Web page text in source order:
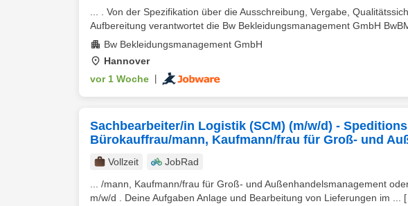
... . Von der Spezifikation über die Ausschreibung, Vergabe,
Aufbereitung verantwortet die Bw Bekleidungsmanagement GmbH
Bw Bekleidungsmanagement GmbH
Hannover
vor 1 Woche
Sachbearbeiter/in Logistik (SCM) (m/w/d) -
Bürokauffrau/mann, Kaufmann/frau für Groß- und
Vollzeit
JobRad
... /mann, Kaufmann/frau für Groß- und Außenhandelsmanagement
m/w/d . Deine Aufgaben Anlage und Bearbeitung von Lieferungen im ...
[